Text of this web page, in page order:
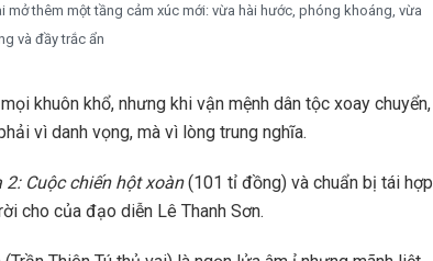
mở thêm một tầng cảm xúc mới: vừa hài hước, phóng khoáng, vừa
và đầy trắc ẩn
khuôn khổ, nhưng khi vận mệnh dân tộc xoay chuyển,
vì danh vọng, mà vì lòng trung nghĩa.
Cuộc chiến hột xoàn(101 tỉ đồng) và chuẩn bị tái hợp
cho của đạo diễn Lê Thanh Sơn.